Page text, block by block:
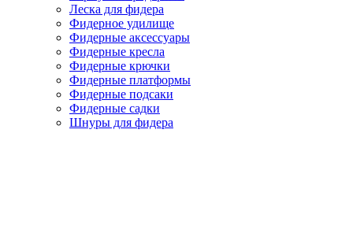
Леска для фидера
Фидерное удилище
Фидерные аксессуары
Фидерные кресла
Фидерные крючки
Фидерные платформы
Фидерные подсаки
Фидерные садки
Шнуры для фидера